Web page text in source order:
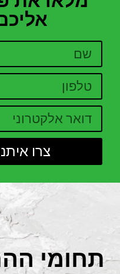
צרו איתנו